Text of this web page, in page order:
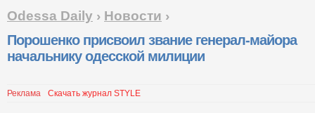
Odessa Daily › Новости ›
Порошенко присвоил звание генерал-майора
начальнику одесской милиции
Реклама Скачать журнал STYLE